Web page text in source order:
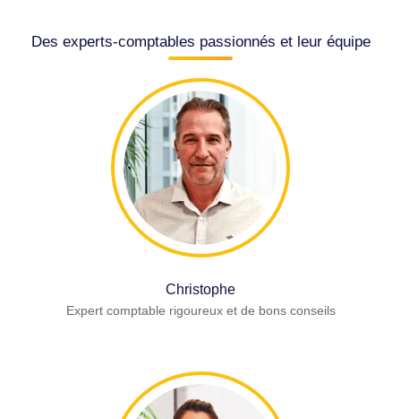
Des experts-comptables passionnés et leur équipe
Christophe
Expert comptable rigoureux et de bons conseils